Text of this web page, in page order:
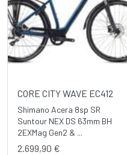
CORE CITY WAVE EC412
Shimano Acera 8sp SR
Suntour NEX DS 63mm BH
2EXMag Gen2 & ...
2.699,90 €